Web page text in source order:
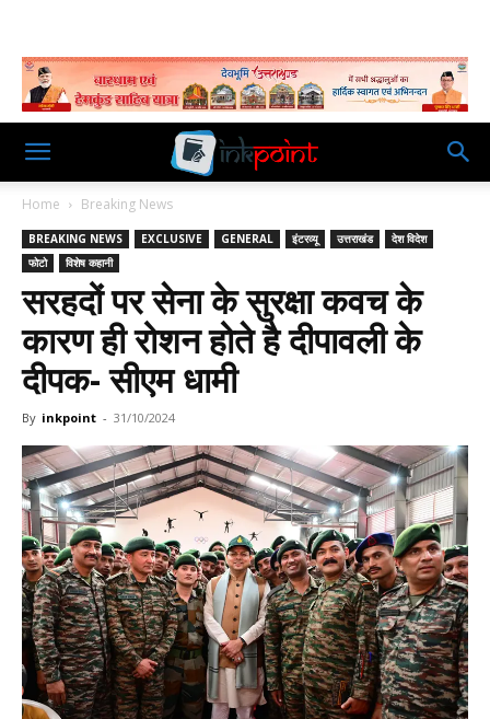
Home Breaking News
BREAKING NEWS EXCLUSIVE GENERAL इंटरव्यू उत्तराखंड
देश विदेश
फोटो
विशेष कहानी
सरहदों पर सेना के सुरक्षा कवच के
कारण ही रोशन होते है दीपावली के
दीपक- सीएम धामी
By inkpoint - 31/10/2024